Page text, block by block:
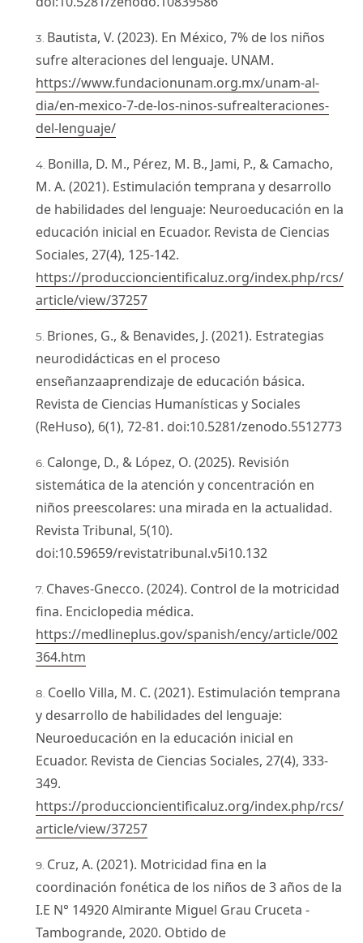
Bautista, V. (2023). En México, 7% de los niños
sufre alteraciones del lenguaje. UNAM.
https://www.fundacionunam.org.mx/unam-al-
dia/en-mexico-7-de-los-ninos-sufrealteraciones-
del-lenguaje/
Bonilla, D. M., Pérez, M. B., Jami, P., & Camacho,
M. A. (2021). Estimulación temprana y desarrollo
de habilidades del lenguaje: Neuroeducación en la
educación inicial en Ecuador. Revista de Ciencias
Sociales, 27(4), 125-142.
https://produccioncientificaluz.org/index.php/rcs/
article/view/37257
Briones, G., & Benavides, J. (2021). Estrategias
neurodidácticas en el proceso
enseñanzaaprendizaje de educación básica.
Revista de Ciencias Humanísticas y Sociales
(ReHuso), 6(1), 72-81. doi:10.5281/zenodo.5512773
Calonge, D., & López, O. (2025). Revisión
sistemática de la atención y concentración en
niños preescolares: una mirada en la actualidad.
Revista Tribunal, 5(10).
doi:10.59659/revistatribunal.v5i10.132
Chaves-Gnecco. (2024). Control de la motricidad
fina. Enciclopedia médica.
https://medlineplus.gov/spanish/ency/article/002
364.htm
Coello Villa, M. C. (2021). Estimulación temprana
y desarrollo de habilidades del lenguaje:
Neuroeducación en la educación inicial en
Ecuador. Revista de Ciencias Sociales, 27(4), 333-
349.
https://produccioncientificaluz.org/index.php/rcs/
article/view/37257
Cruz, A. (2021). Motricidad fina en la
coordinación fonética de los niños de 3 años de la
I.E N° 14920 Almirante Miguel Grau Cruceta -
Tambogrande, 2020. Obtido de